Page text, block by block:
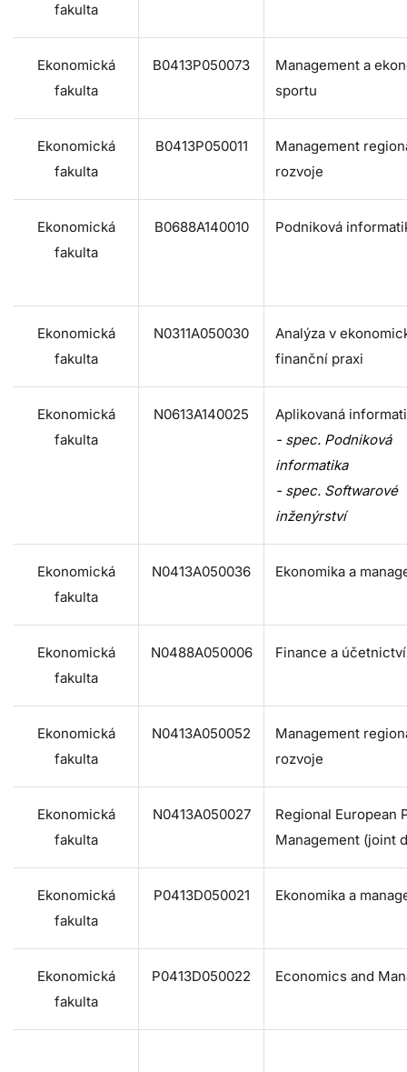
fakulta
Ekonomická
fakulta
B0413P050073
Management a
sportu
Ekonomická
fakulta
B0413P050011
Management
rozvoje
Ekonomická
fakulta
B0688A140010 Podniková
Ekonomická
fakulta
N0311A050030
Analýza v
finanční praxi
Ekonomická
fakulta
N0613A140025
Aplikovaná
- spec. Podniková
informatika
- spec. Softwarové
inženýrství
Ekonomická
fakulta
N0413A050036 Ekonomika a
Ekonomická
fakulta
N0488A050006 Finance a účetnictví
Ekonomická
fakulta
N0413A050052
Management
rozvoje
Ekonomická
fakulta
N0413A050027
Regional European
Management (joint
Ekonomická
fakulta
P0413D050021 Ekonomika a
Ekonomická
fakulta
P0413D050022 Economics and